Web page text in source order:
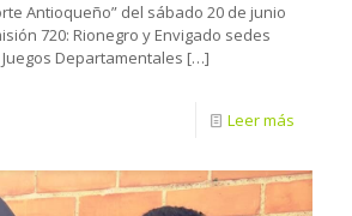
Antioqueño” del sábado 20 de junio
720: Rionegro y Envigado sedes
Departamentales […]
Leer más